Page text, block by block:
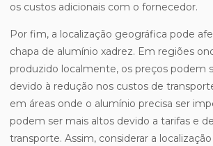
os custos adicionais com o fornecedor.
Por fim, a localização geográfica pode
chapa de alumínio xadrez. Em regiões
produzido localmente, os preços podem
devido à redução nos custos de
em áreas onde o alumínio precisa ser
podem ser mais altos devido a tarifas e
transporte. Assim, considerar a